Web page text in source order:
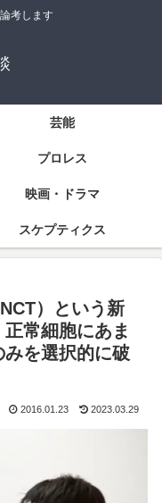
考します
芸能
プロレス
映画・ドラマ
スケプティクス
）という新
常細胞にあま
みを選択的に破
2016.01.23 2023.03.29